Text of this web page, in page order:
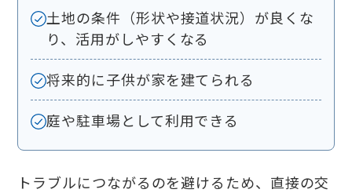
土地の条件（形状や接道状況）が良くな
り、活用がしやすくなる
将来的に子供が家を建てられる
庭や駐車場として利用できる
トラブルにつながるのを避けるため、直接の交